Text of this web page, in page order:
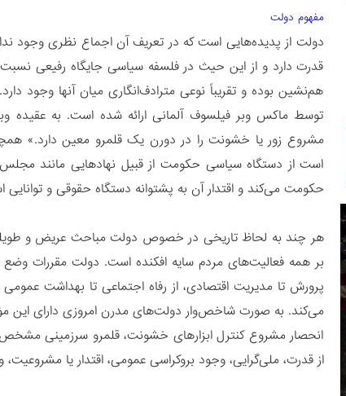
مفهوم دولت
دولت از پدید‌ه‌هایی است که در تعریف آن اجماع نظری وجود
قدرت دارد و از این حیث در فلسفه سیاسی جایگاه رفیعی
هم‌نشین بوده و تقریباً‌ نوعی مترادف‌انگاری میان آنها وجود
توسط ماکس وبر فیلسوف آلمانی ارائه شده است. به عقیده
مشروع زور یا خشونت را در دورن یک قلمرو معین دارد.»
است از دستگاه سیاسی حکومت از قبیل نهادهایی مانند مجلس
حکومت می‌کند و اقتدار آن به پشتوانه دستگاه حقوقی و
هر چند به لحاظ تاریخی در خصوص دولت مباحث عریض و طویلی
بر همه فعالیت‌های مردم سایه افکنده است. دولت مقررات
پرورش تا مدیریت اقتصادی، از رفاه اجتماعی تا بهداشت
می‌کند. به صورت شاخص‌وار دولت‌های مدرن امروزی دارای این
انحصار مشروع کنترل ابزارهای خشونت، قلمرو سرزمینی
از قدرت، ملی‌گرایی، وجود بروکراسی عمومی، اقتدار یا